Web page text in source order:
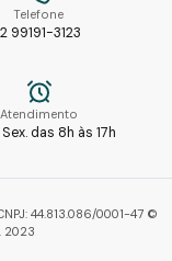
Telefone
99191-3123
Atendimento
das 8h às 17h
44.813.086/0001-47 ©
2023